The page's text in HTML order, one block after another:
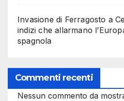
Invasione di Ferragosto a
indizi che allarmano
spagnola
Commenti recenti
Nessun commento da